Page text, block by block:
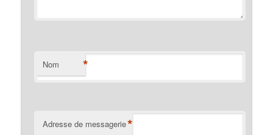
Nom *
Adresse de messagerie*